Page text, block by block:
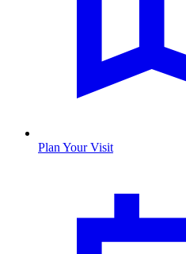
Plan Your Visit